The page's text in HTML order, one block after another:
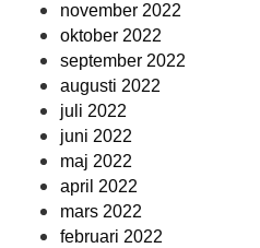
november 2022
oktober 2022
september 2022
augusti 2022
juli 2022
juni 2022
maj 2022
april 2022
mars 2022
februari 2022